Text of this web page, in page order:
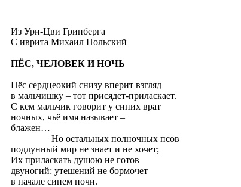
Из Ури-Цви Гринберга
С иврита Михаил Польский
ПЁС, ЧЕЛОВЕК И НОЧЬ
Пёс сердцеокий снизу вперит взгляд
в мальчишку – тот присядет-приласкает.
С кем мальчик говорит у синих врат
ночных, чьё имя называет –
блажен…
Но остальных полночных псов
подлунный мир не знает и не хочет;
Их приласкать душою не готов
двуногий: утешений не бормочет
в начале синем ночи.